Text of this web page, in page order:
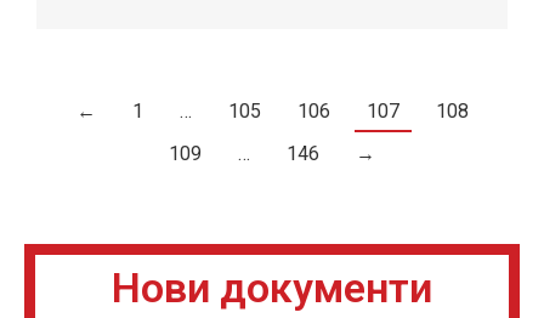
← 1 … 105 106 107
108
109
… 146 →
Нови документи